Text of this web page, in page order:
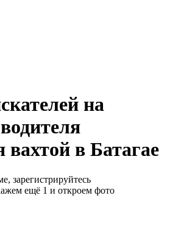
на
вахтой в Батагае
зарегистрируйтесь
ещё 1 и откроем фото